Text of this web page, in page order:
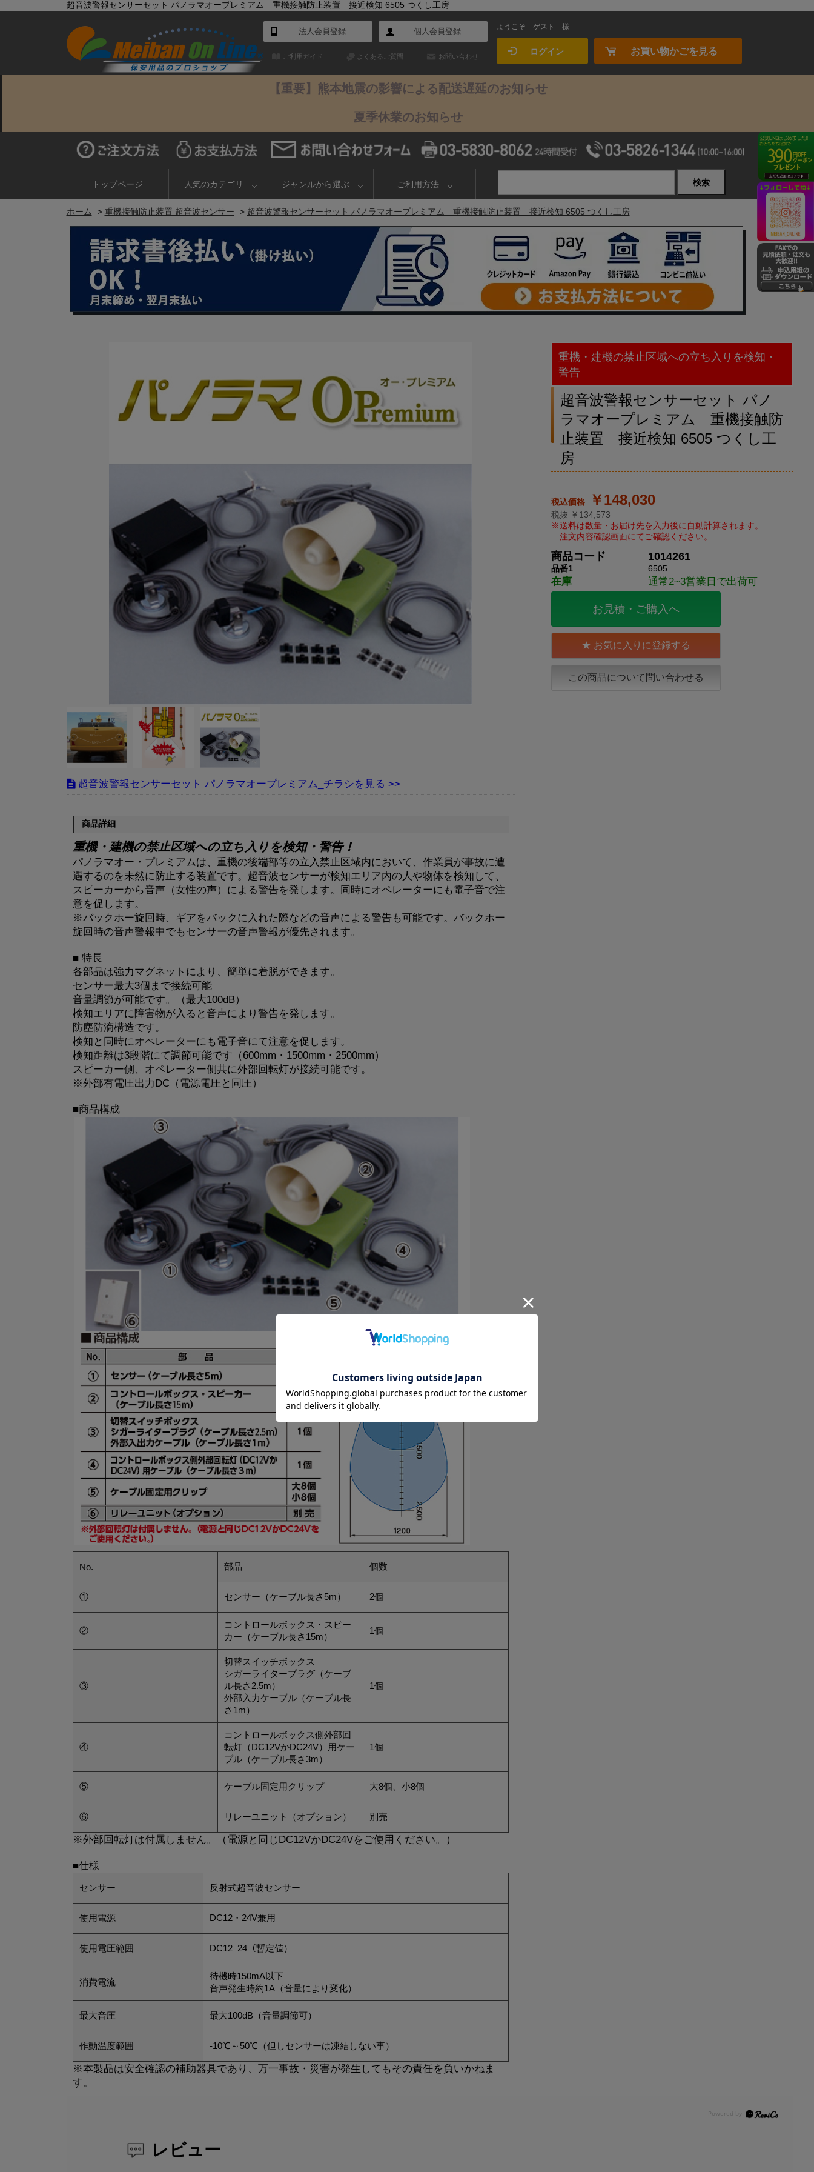
超音波警報センサーセット パノラマオープレミアム 重機接触防止装置 接近検知 6505 つくし工房
法人会員登録 個人会員登録
ご利用ガイド よくあるご質問 お問い合わせ
ようこそ ゲスト 様
ログイン お買い物かごを見る
【重要】熊本地震の影響による配送遅延のお知らせ
夏季休業のお知らせ
トップページ 人気のカテゴリ ジャンルから選ぶ ご利用方法 検索
ホーム > 重機接触防止装置 超音波センサー > 超音波警報センサーセット パノラマオープレミアム 重機接触防止装置 接近検知 6505 つくし工房
超音波警報センサーセット パノラマオープレミアム_チラシ
商品詳細
重機・建機の禁止区域への立ち入りを検知・警告！
パノラマオー・プレミアムは、重機の後端部等の立入禁止区域内において、作業員が事故に遭
遇するのを未然に防止する装置です。超音波センサーが検知エリア内の人や物体を検知して、
スピーカーから音声（女性の声）による警告を発します。同時にオペレーターにも電子音で注
意を促します。
※バックホー旋回時、ギアをバックに入れた際などの音声による警告も可能です。バックホー
旋回時の音声警報中でもセンサーの音声警報が優先されます。
■ 特長
各部品は強力マグネットにより、簡単に着脱ができます。
センサー最大3個まで接続可能
音量調節が可能です。（最大100dB）
検知エリアに障害物が入ると音声により警告を発します。
防塵防滴構造です。
検知と同時にオペレーターにも電子音にて注意を促します。
検知距離は3段階にて調節可能です（600mm・1500mm・2500mm）
スピーカー側、オペレーター側共に外部回転灯が接続可能です。
※外部有電圧出力DC（電源電圧と同圧）
■商品構成
No. 部品 個数
① センサー（ケーブル長さ5m） 2個
②
コントロールボックス・スピー
カー（ケーブル長さ15m）
1個
③
切替スイッチボックス
シガーライタープラグ（ケーブ
ル長さ2.5m）
外部入力ケーブル（ケーブル長
さ1m）
1個
④
コントロールボックス側外部回
転灯（DC12VかDC24V）用ケー
ブル（ケーブル長さ3m）
1個
⑤ ケーブル固定用クリップ 大8個、小8個
⑥ リレーユニット（オプション） 別売
※外部回転灯は付属しません。（電源と同じDC12VかDC24Vをご使用ください。）
■仕様
センサー 反射式超音波センサー
使用電源 DC12・24V兼用
使用電圧範囲 DC12ｰ24（暫定値）
消費電流
待機時150mA以下
音声発生時約1A（音量により変化）
最大音圧 最大100dB（音量調節可）
作動温度範囲 -10℃～50℃（但しセンサーは凍結しない事）
※本製品は安全確認の補助器具であり、万一事故・災害が発生してもその責任を負いかねま
す。
重機・建機の禁止区域への立ち入りを検知・
警告
超音波警報センサーセット パノ
ラマオープレミアム 重機接触防
止装置 接近検知 6505 つくし工
房
￥148,030
税抜 ￥134,573
商品コード 1014261
品番1 6505
在庫 通常2~3営業日で出荷可
お見積・ご購入へ
この商品について問い合わせる
お気に入りに登録する
レビュー